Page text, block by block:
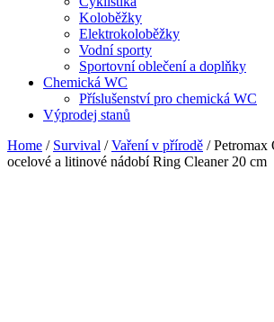
Koloběžky
Elektrokoloběžky
Vodní sporty
Sportovní oblečení a doplňky
Chemická WC
Příslušenství pro chemická WC
Výprodej stanů
Home / Survival /Vaření v přírodě / Petromax
ocelové a litinové nádobí Ring Cleaner 20 cm